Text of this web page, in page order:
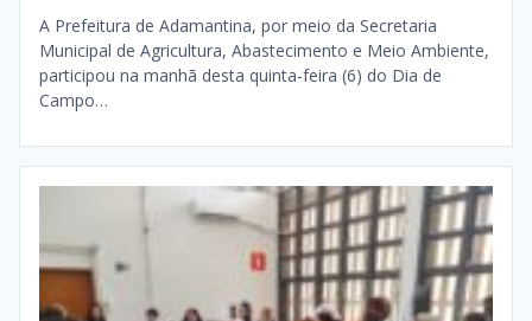
A Prefeitura de Adamantina, por meio da Secretaria
Municipal de Agricultura, Abastecimento e Meio Ambiente,
participou na manhã desta quinta-feira (6) do Dia de
Campo…